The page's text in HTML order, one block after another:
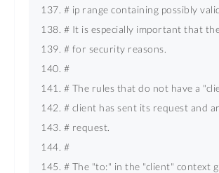
# ip range containing possibly
# It is especially important that
# for security reasons.
#
# The rules that do not have a
# client has sent its request and
# request.
#
# The "to:" in the "client" context